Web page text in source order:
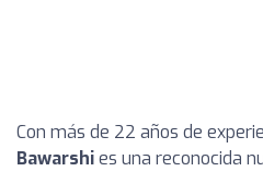
Con más de 22 años de
Bawarshies una reconocida